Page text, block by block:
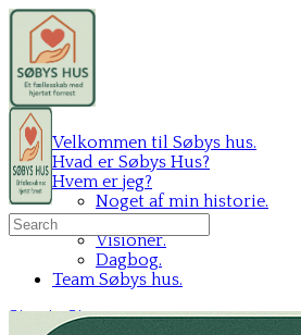
Velkommen til Søbys hus.
Hvad er Søbys Hus?
Hvem er jeg?
Noget af min historie.
Mit C.V.
Visioner.
Dagbog.
Team Søbys hus.
Sign in Sign up
Search
for: